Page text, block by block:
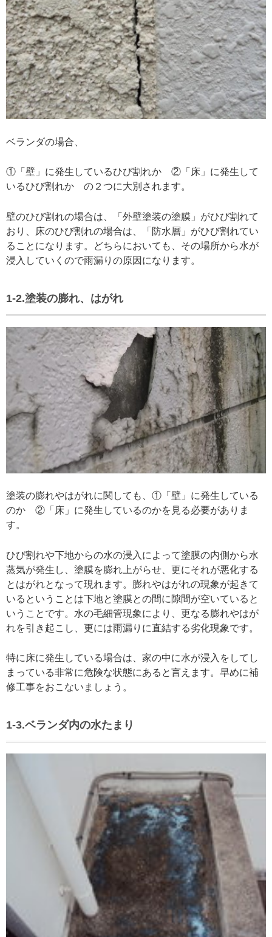
ベランダの場合、
①「壁」に発生しているひび割れか ②「床」に発生して
いるひび割れか の２つに大別されます。
壁のひび割れの場合は、「外壁塗装の塗膜」がひび割れて
おり、床のひび割れの場合は、「防水層」がひび割れてい
ることになります。どちらにおいても、その場所から水が
浸入していくので雨漏りの原因になります。
1-2.塗装の膨れ、はがれ
塗装の膨れやはがれに関しても、①「壁」に発生している
のか ②「床」に発生しているのかを見る必要がありま
す。
ひび割れや下地からの水の浸入によって塗膜の内側から水
蒸気が発生し、塗膜を膨れ上がらせ、更にそれが悪化する
とはがれとなって現れます。膨れやはがれの現象が起きて
いるということは下地と塗膜との間に隙間が空いていると
いうことです。水の毛細管現象により、更なる膨れやはが
れを引き起こし、更には雨漏りに直結する劣化現象です。
特に床に発生している場合は、家の中に水が浸入をしてし
まっている非常に危険な状態にあると言えます。早めに補
修工事をおこないましょう。
1-3.ベランダ内の水たまり